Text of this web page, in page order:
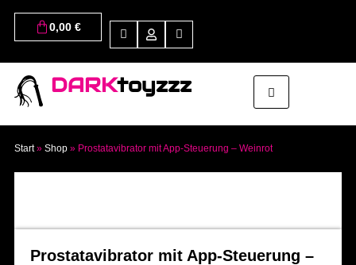
0,00 €
DARKtoyzzz
Start» Shop» Prostatavibrator mit App-Steuerung – Weinrot
Prostatavibrator mit App-Steuerung –